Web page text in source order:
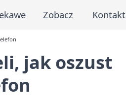
Zobacz Kontakt
jak oszust